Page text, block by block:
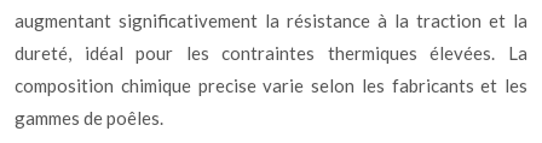
augmentant significativement la résistance à la traction et la
dureté, idéal pour les contraintes thermiques élevées. La
composition chimique precise varie selon les fabricants et les
gammes de poêles.